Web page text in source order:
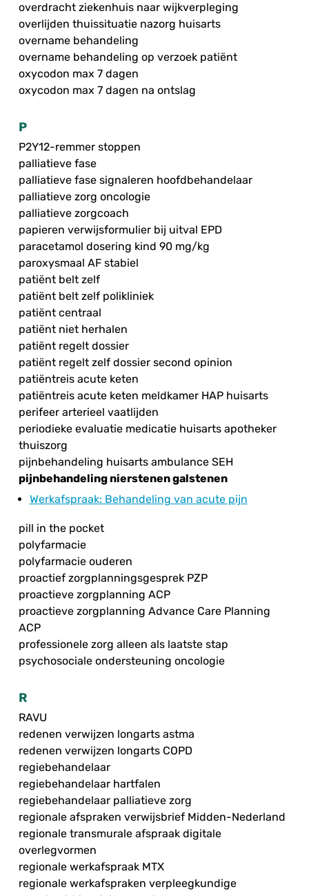
overdracht ziekenhuis naar wijkverpleging
overlijden thuissituatie nazorg huisarts
overname behandeling
overname behandeling op verzoek patiënt
oxycodon max 7 dagen
oxycodon max 7 dagen na ontslag
P
P2Y12-remmer stoppen
palliatieve fase
palliatieve fase signaleren hoofdbehandelaar
palliatieve zorg oncologie
palliatieve zorgcoach
papieren verwijsformulier bij uitval EPD
paracetamol dosering kind 90 mg/kg
paroxysmaal AF stabiel
patiënt belt zelf
patiënt belt zelf polikliniek
patiënt centraal
patiënt niet herhalen
patiënt regelt dossier
patiënt regelt zelf dossier second opinion
patiëntreis acute keten
patiëntreis acute keten meldkamer HAP huisarts
perifeer arterieel vaatlijden
periodieke evaluatie medicatie huisarts apotheker
thuiszorg
pijnbehandeling huisarts ambulance SEH
pijnbehandeling nierstenen galstenen
Werkafspraak: Behandeling van acute pijn
pill in the pocket
polyfarmacie
polyfarmacie ouderen
proactief zorgplanningsgesprek PZP
proactieve zorgplanning ACP
proactieve zorgplanning Advance Care Planning
ACP
professionele zorg alleen als laatste stap
psychosociale ondersteuning oncologie
R
RAVU
redenen verwijzen longarts astma
redenen verwijzen longarts COPD
regiebehandelaar
regiebehandelaar hartfalen
regiebehandelaar palliatieve zorg
regionale afspraken verwijsbrief Midden-Nederland
regionale transmurale afspraak digitale
overlegvormen
regionale werkafspraak MTX
regionale werkafspraken verpleegkundige